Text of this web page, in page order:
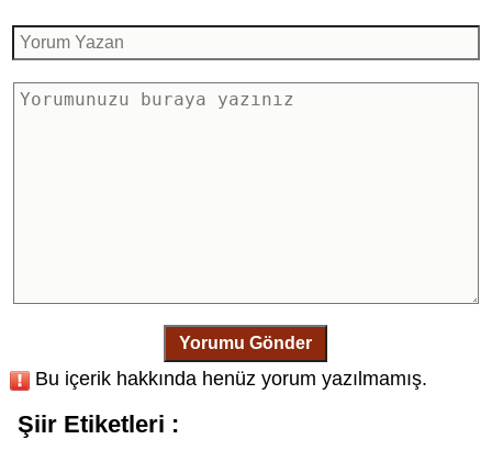
Yorumu Gönder
Bu içerik hakkında henüz yorum yazılmamış.
Şiir Etiketleri :